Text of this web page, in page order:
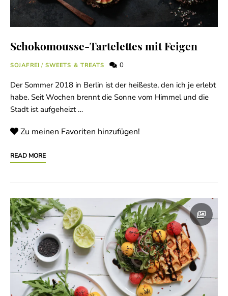
Schokomousse-Tartelettes mit Feigen
SOJAFREI / SWEETS & TREATS 0
Der Sommer 2018 in Berlin ist der heißeste, den ich je erlebt
habe. Seit Wochen brennt die Sonne vom Himmel und die
Stadt ist aufgeheizt …
Zu meinen Favoriten hinzufügen!
READ MORE